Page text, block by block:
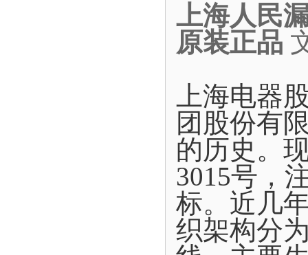
上海人民
原装正品
上海电器
团股份有
的历史。
3015号，
标。近几
织架构分